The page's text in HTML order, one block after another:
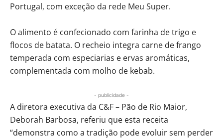
Portugal, com exceção da rede Meu Super.
O alimento é confecionado com farinha de trigo e
flocos de batata. O recheio integra carne de frango
temperada com especiarias e ervas aromáticas,
complementada com molho de kebab.
- publicidade -
A diretora executiva da C&F – Pão de Rio Maior,
Deborah Barbosa, referiu que esta receita
“demonstra como a tradição pode evoluir sem perder